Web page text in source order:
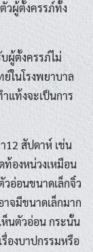
วผู้ตั้งครรภ์ทั้ง
ผู้ตั้งครรภ์ไม่
ในโรงพยาบาล
แท้งจะเป็นการ
12 สัปดาห์ เช่น
ท้องหน่วงเหมือน
อ่อนขนาดเล็กจิ๋ว
จมีขนาดเล็กมาก
ห็นตัวอ่อน กระนั้น
องบาปกรรมหรือ